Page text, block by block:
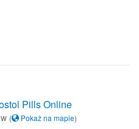
Pills Online
( Pokaż na mapie)